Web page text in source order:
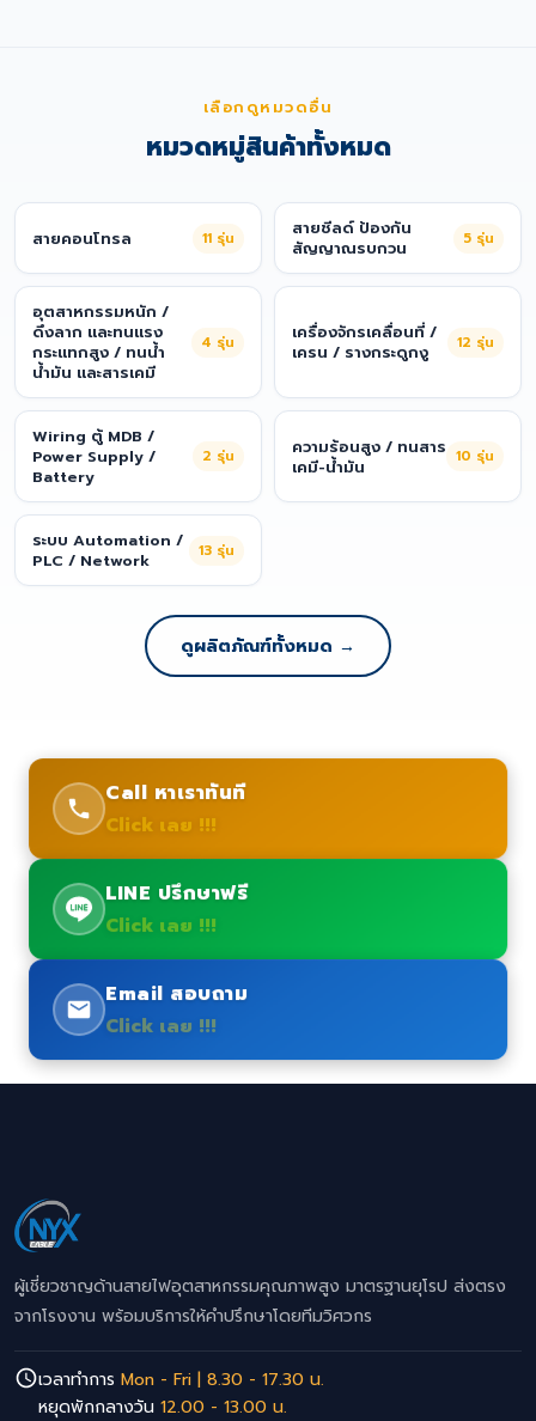
เลือกดูหมวดอื่น
หมวดหมู่สินค้าทั้งหมด
สายคอนโทรล 11 รุ่น
สายชีลด์ ป้องกัน
สัญญาณรบกวน
5 รุ่น
อุตสาหกรรมหนัก /
ดึงลาก และทนแรง
กระแทกสูง / ทนน้ำ
น้ำมัน และสารเคมี
4 รุ่น
เครื่องจักรเคลื่อนที่ /
เครน / รางกระดูกงู
12 รุ่น
Wiring ตู้ MDB /
Power Supply /
Battery
2 รุ่น
ความร้อนสูง / ทนสาร
เคมี-น้ำมัน
10 รุ่น
ระบบ Automation /
PLC / Network
13 รุ่น
ดูผลิตภัณฑ์ทั้งหมด →
Call หาเราทันที
Click เลย !!!
LINE ปรึกษาฟรี
Click เลย !!!
Email สอบถาม
Click เลย !!!
ผู้เชี่ยวชาญด้านสายไฟอุตสาหกรรมคุณภาพสูง มาตรฐานยุโรป ส่งตรง
จากโรงงาน พร้อมบริการให้คำปรึกษาโดยทีมวิศวกร
เวลาทำการ Mon - Fri | 8.30 - 17.30 น.
หยุดพักกลางวัน 12.00 - 13.00 น.